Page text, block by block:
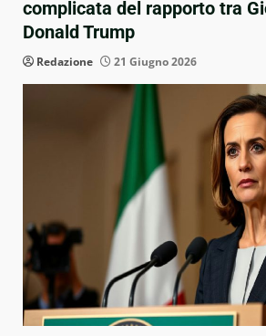
complicata del rapporto tra
Donald Trump
Redazione 21 Giugno 2026